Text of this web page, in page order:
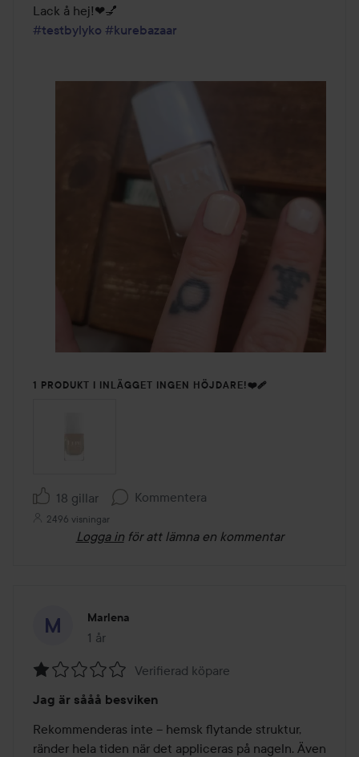
#testbylyko #kurebazaar
1 PRODUKT I INLÄGGET INGEN HÖJDARE!❤️‍🩹
18 gillar Kommentera
2496 visningar
Logga in för att lämna en kommentar
Marlena
1 år
Inlägget skapades 1 år
1
av
5
Verifierad köpare
Jag är sååå besviken
Rekommenderas inte – hemsk flytande struktur,
ränder hela tiden när det appliceras på nageln. Även